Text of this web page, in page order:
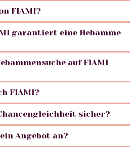
FIAMI?
garantiert eine Hebamme
auf FIAMI
FIAMI?
sicher?
Angebot an?